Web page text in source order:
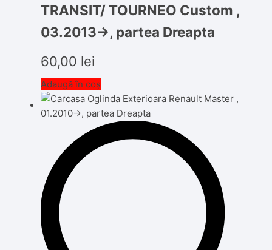
TRANSIT/ TOURNEO Custom ,
03.2013->, partea Dreapta
60,00 lei
Adaugă în coș